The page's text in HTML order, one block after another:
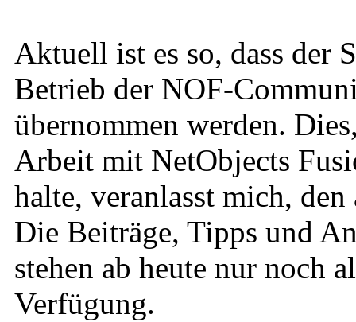
Aktuell ist es so, dass der
Betrieb der NOF-
übernommen werden.
Arbeit mit NetObjects
halte, veranlasst mich,
Die Beiträge, Tipps und
stehen ab heute nur noch
Verfügung.